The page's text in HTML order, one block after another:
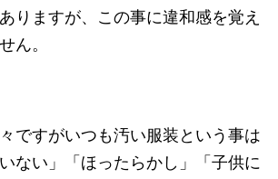
りますが、この事に違和感を覚え
ん。
ですがいつも汚い服装という事は
ない」「ほったらかし」「子供に